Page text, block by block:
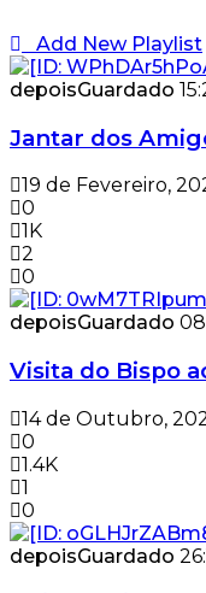
Add New Playlist
depoisGuardado
Jantar dos
19 de Fevereiro,
0
1K
2
0
depoisGuardado
Visita do Bispo
14 de Outubro,
0
1.4K
1
0
depoisGuardado